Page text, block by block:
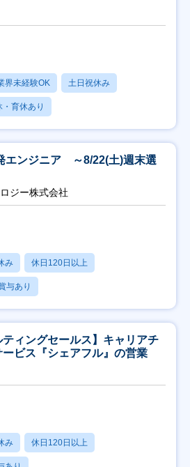
界未経験OK 土日祝休み
・育休あり
エンジニア ～8/22(土)週末選
ジー株式会社
み 休日120日以上
与あり
ィングセールス】キャリアチ
ビス『シェアフル』の営業
み 休日120日以上